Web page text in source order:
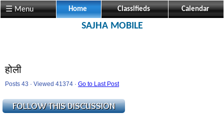
☰ Menu Home Classifieds Calendar
SAJHA MOBILE
होली
Posts 43 · Viewed 41374 · Go to Last Post